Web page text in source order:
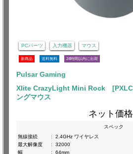
PCパーツ 入力機器 マウス
新商品 送料無料 24時間以内に出荷
Pulsar Gaming
Xlite CrazyLight Mini Rock
ングマウス
ネット価格
スペック
無線接続
:
2.4GHz ワイヤレス
最大解像度
:
32000
幅
:
64mm